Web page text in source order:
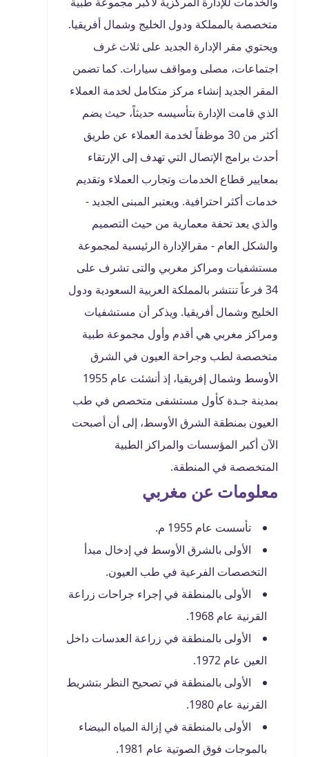
متخصصة بالمملكة ودول الخليج وشمال أفريقيا.
ويحتوي مقر الإدارة الجديد على ثلاث غرف
اجتماعات، مصلى ومواقف سيارات. كما تضمن
المقر الجديد إنشاء مركز متكامل لخدمة العملاء
الذي قامت الإدارة بتأسيسه حديثاً، حيث يضم
أكثر من 30 موظفاً لخدمة العملاء عن طريق
أحدث برامج الإتصال التي تهدف إلى الإرتقاء
بمعايير قطاع الخدمات وتجارب العملاء وتقديم
خدمات أكثر احترافية. ويعتبر المبنى الجديد -
والذي يعد تحفة معمارية من حيث التصميم
والشكل العام - مقرالإدارة الرئيسية لمجموعة
مستشفيات ومراكز مغربي والتى تشرف على
34 فرعاً تنتشر بالمملكة العربية السعودية ودول
الخليج وشمال أفريقيا. ويذكر أن مستشفيات
ومراكز مغربي هي أقدم وأول مجموعة طبية
متخصصة لطب وجراحة العيون في الشرق
الأوسط وشمال إفريقيا، إذ أنشئت عام 1955
بمدينة جـدة كأول مستشفى متخصص في طب
العيون بمنطقة الشرق الأوسط، إلى أن أصبحت
الآن أكبر المؤسسات والمراكز الطبية
المتخصصة في المنطقة.
معلومات عن مغربي
تأسست عام 1955 م.
الأولى بالشرق الأوسط في إدخال مبدأ
التخصصات الفرعية في طب العيون.
الأولى بالمنطقة في إجراء جراحات زراعة
القرنية عام 1968.
الأولى بالمنطقة في زراعة العدسات داخل
العين عام 1972.
الأولى بالمنطقة في تصحيح النظر بتشريط
القرنية عام 1980.
الأولى بالمنطقة في إزالة المياه البيضاء
بالموجات فوق الصوتية عام 1981.